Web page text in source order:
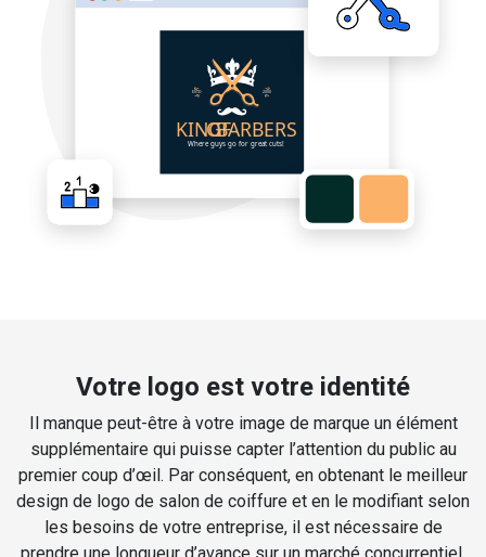
Votre logo est votre identité
Il manque peut-être à votre image de marque un élément
supplémentaire qui puisse capter l’attention du public au
premier coup d’œil. Par conséquent, en obtenant le meilleur
design de logo de salon de coiffure et en le modifiant selon
les besoins de votre entreprise, il est nécessaire de